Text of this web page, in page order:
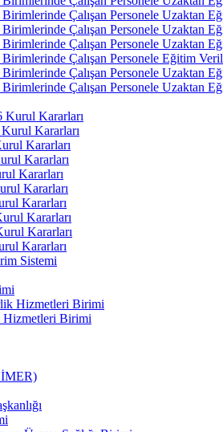
Birimlerinde Çalışan Personele Uzaktan
Birimlerinde Çalışan Personele Uzaktan
Birimlerinde Çalışan Personele Uzaktan
Birimlerinde Çalışan Personele Eğitim
Birimlerinde Çalışan Personele Uzaktan
Birimlerinde Çalışan Personele Uzaktan
Kurul Kararları
Kararları
Kararları
Kararları
Kararları
Kararları
Kararları
Kararları
Kararları
Kararları
Sistemi
Hizmetleri Birimi
Hizmetleri Birimi